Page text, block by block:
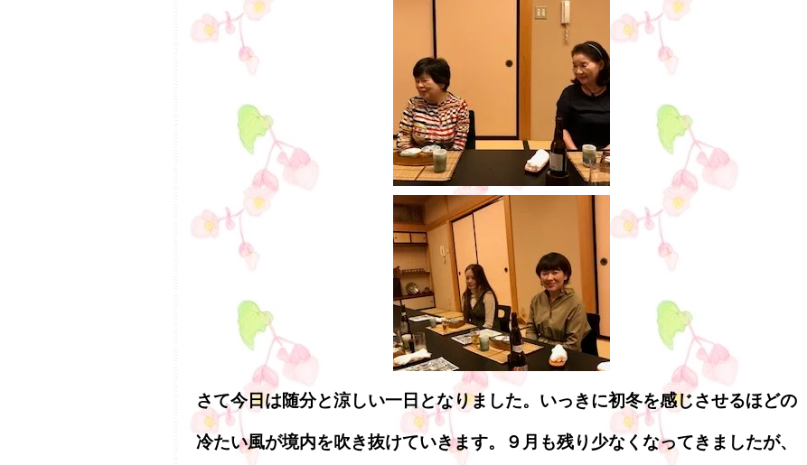
さて今日は随分と涼しい一日となりました。いっきに初冬を感じさせるほどの
冷たい風が境内を吹き抜けていきます。９月も残り少なくなってきましたが、